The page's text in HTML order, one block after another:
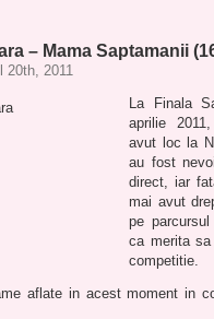
– Mama Saptamanii
20th, 2011
La Finala
aprilie
avut loc la
au fost
direct, iar
mai avut
pe
ca merita
competitie.
aflate in acest moment in